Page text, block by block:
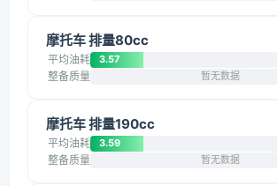
摩托车 排量80cc
平均油耗 3.57
整备质量 暂无数据
摩托车 排量190cc
平均油耗 3.59
整备质量 暂无数据